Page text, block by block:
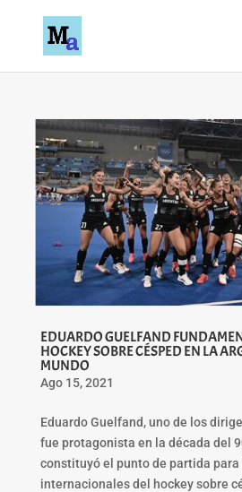
EDUARDO GUELFAND
HOCKEY SOBRE CÉSPED EN LA
MUNDO
Ago 15, 2021
Eduardo Guelfand, uno de los
fue protagonista en la década del
constituyó el punto de partida
internacionales del hockey sobre